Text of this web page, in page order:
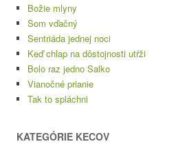
Božie mlyny
Som vďačný
Sentriáda jednej noci
Keď chlap na dôstojnosti utŕži
Bolo raz jedno Salko
Vianočné prianie
Tak to spláchni
KATEGÓRIE KECOV